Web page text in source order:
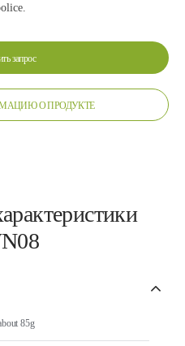
запрос
О ПРОДУКТЕ
85g